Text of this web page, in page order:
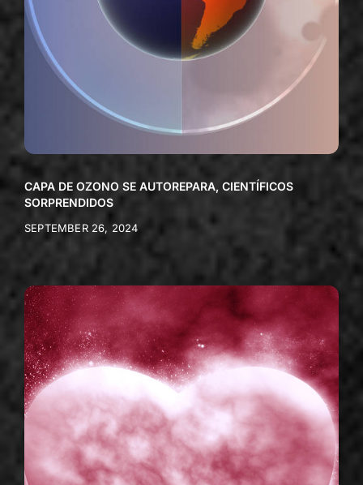
CAPA DE OZONO SE AUTOREPARA, CIENTÍFICOS
SORPRENDIDOS
SEPTEMBER 26, 2024